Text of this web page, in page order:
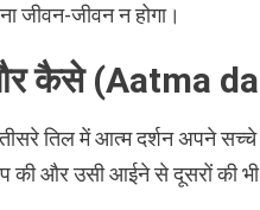
जीवन-जीवन न होगा।
कैसे (Aatma
तिल में आत्म दर्शन अपने सच्चे
की और उसी आईने से दूसरों की